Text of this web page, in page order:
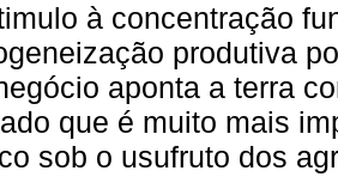
à concentração
produtiva
aponta a terra
que é muito mais
sob o usufruto dos